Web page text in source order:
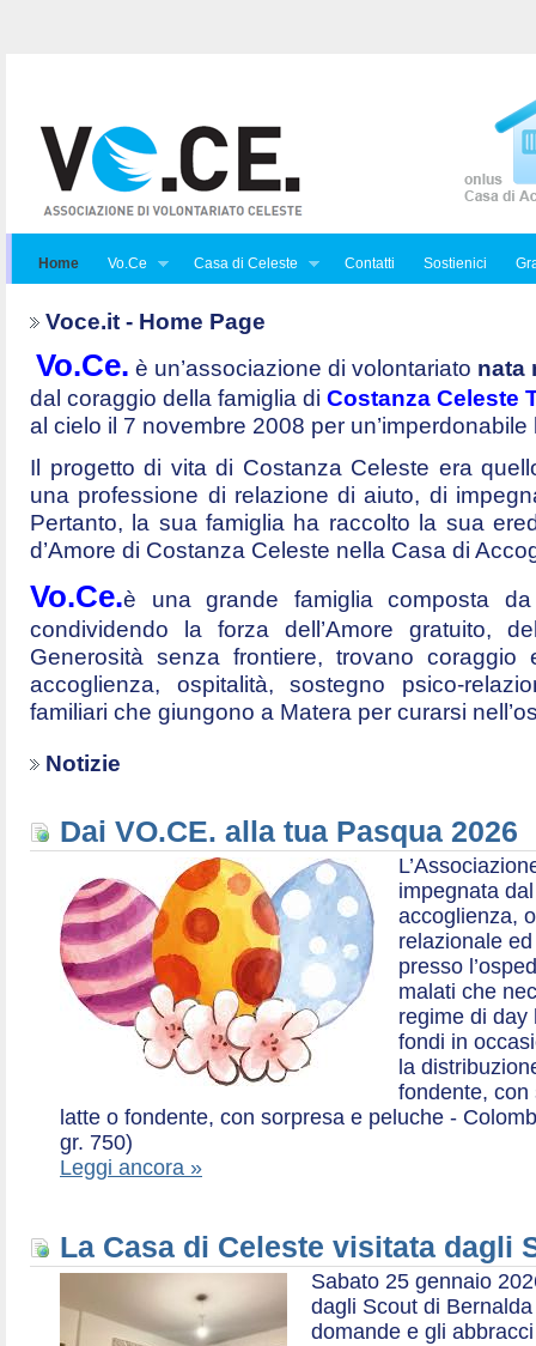
Home Vo.Ce Casa di Celeste Contatti Sostienici
Voce.it - Home Page
Vo.Ce. è un’associazione di volontariato nata
dal coraggio della famiglia di Costanza Celeste
al cielo il 7 novembre 2008 per
Il progetto di vita di Costanza Celeste era
una professione di relazione di aiuto, di
Pertanto, la sua famiglia ha raccolto la sua
d’Amore di Costanza Celeste nella Casa di
Vo.Ce.è una grande famiglia composta
condividendo la forza dell’Amore gratuito,
Generosità senza frontiere, trovano
accoglienza, ospitalità, sostegno psico-
familiari che giungono a Matera per curarsi
Notizie
Dai VO.CE. alla tua Pasqua 2026
impegnata
accoglienza,
relazionale
presso
malati che
regime di day
fondi in
la
fondente, con
latte o fondente, con sorpresa e peluche -
gr. 750)
Leggi ancora »
La Casa di Celeste visitata dagli
Sabato 25 gennaio
dagli Scout di
domande e gli